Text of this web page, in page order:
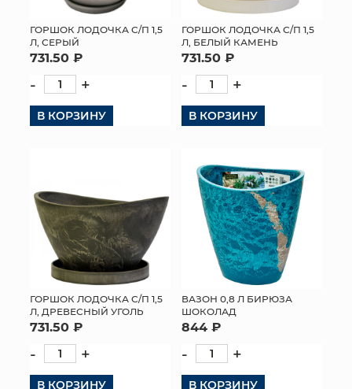
ГОРШОК ЛОДОЧКА С/П 1,5
Л, СЕРЫЙ
731.50 ₽
- +
В КОРЗИНУ
ГОРШОК ЛОДОЧКА С/П 1,5
Л, БЕЛЫЙ КАМЕНЬ
731.50 ₽
- +
В КОРЗИНУ
ГОРШОК ЛОДОЧКА С/П 1,5
Л, ДРЕВЕСНЫЙ УГОЛЬ
731.50 ₽
- +
В КОРЗИНУ
ВАЗОН 0,8 Л БИРЮЗА
ШОКОЛАД
844 ₽
- +
В КОРЗИНУ